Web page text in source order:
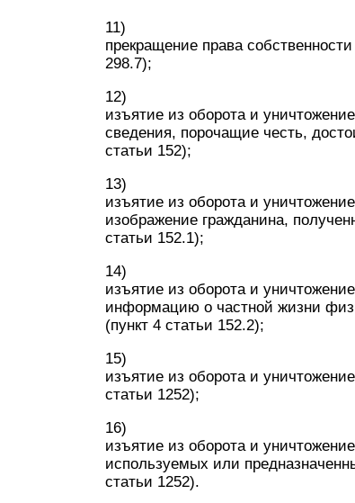
11)
прекращение права
298.7);
12)
изъятие из оборота и
сведения, порочащие честь,
статьи 152);
13)
изъятие из оборота и
изображение гражданина,
статьи 152.1);
14)
изъятие из оборота и
информацию о частной жизни
(пункт 4 статьи 152.2);
15)
изъятие из оборота и
статьи 1252);
16)
изъятие из оборота и
используемых или
статьи 1252).